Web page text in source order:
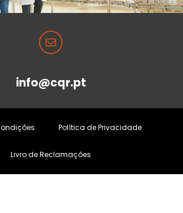
info@cqr.pt
Política de Privacidade
Livro de Reclamações